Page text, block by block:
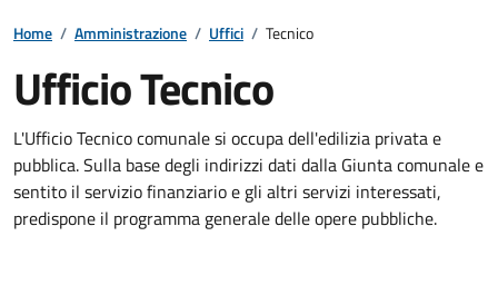
Home / Amministrazione / Uffici / Tecnico
Ufficio Tecnico
L'Ufficio Tecnico comunale si occupa dell'edilizia privata e
pubblica. Sulla base degli indirizzi dati dalla Giunta comunale e
sentito il servizio finanziario e gli altri servizi interessati,
predispone il programma generale delle opere pubbliche.